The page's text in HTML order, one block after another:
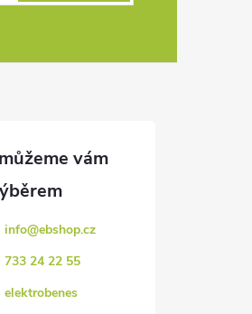
info@ebshop.cz
733 24 22 55
elektrobenes